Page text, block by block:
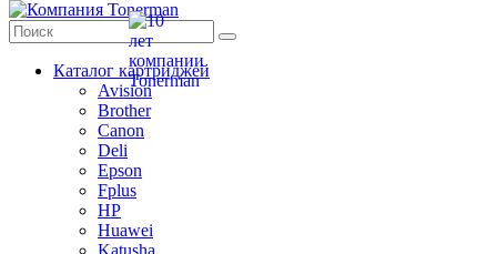
Каталог картриджей
Avision
Brother
Canon
Deli
Epson
Fplus
HP
Huawei
Katusha